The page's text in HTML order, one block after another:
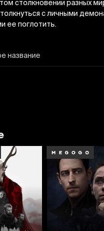
столкновении разных
с личными
ее поглотить.
название